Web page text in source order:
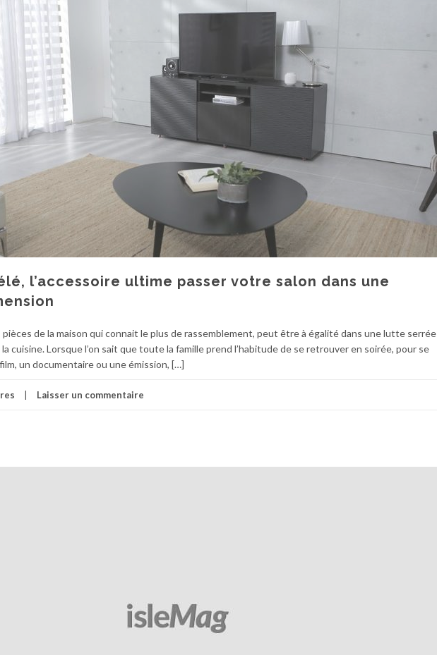
l’accessoire ultime passer votre salon dans une
pièces de la maison qui connait le plus de rassemblement, peut être à égalité dans une lutte serrée
cuisine. Lorsque l’on sait que toute la famille prend l’habitude de se retrouver en soirée, pour se
un documentaire ou une émission, […]
Laisser un commentaire